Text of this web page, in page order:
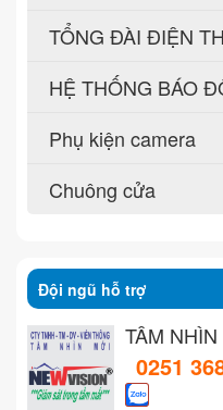
TỔNG ĐÀI ĐIỆN
HỆ THỐNG BÁO
Phụ kiện camera
Chuông cửa
Đội ngũ hỗ trợ
TẦM
0251